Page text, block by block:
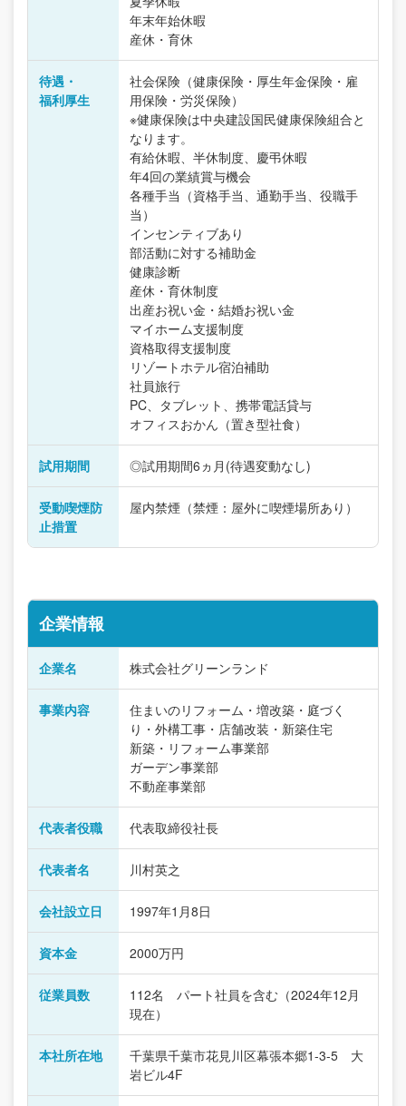
年末年始休暇
産休・育休
待遇・
福利厚生
社会保険（健康保険・厚生年金保険・雇
用保険・労災保険）
※健康保険は中央建設国民健康保険組合と
なります。
有給休暇、半休制度、慶弔休暇
年4回の業績賞与機会
各種手当（資格手当、通勤手当、役職手
当）
インセンティブあり
部活動に対する補助金
健康診断
産休・育休制度
出産お祝い金・結婚お祝い金
マイホーム支援制度
資格取得支援制度
リゾートホテル宿泊補助
社員旅行
PC、タブレット、携帯電話貸与
オフィスおかん（置き型社食）
試用期間 ◎試用期間6ヵ月(待遇変動なし)
受動喫煙防
止措置
屋内禁煙（禁煙：屋外に喫煙場所あり）
企業情報
企業名 株式会社グリーンランド
事業内容
住まいのリフォーム・増改築・庭づく
り・外構工事・店舗改装・新築住宅
新築・リフォーム事業部
ガーデン事業部
不動産事業部
代表者役職 代表取締役社長
代表者名 川村英之
会社設立日 1997年1月8日
資本金 2000万円
従業員数
112名 パート社員を含む（2024年12月
現在）
本社所在地
千葉県千葉市花見川区幕張本郷1-3-5 大
岩ビル4F